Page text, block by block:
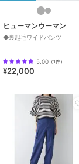
ヒューマンウーマン
◆裏起毛ワイドパンツ
5.00 （1件）
¥22,000